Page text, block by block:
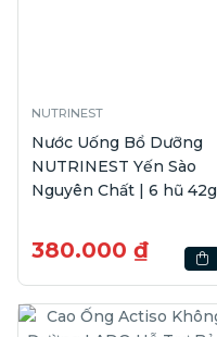
NUTRINEST
Nước Uống Bổ Dưỡng
NUTRINEST Yến Sào
Nguyên Chất | 6 hũ 42g
380.000 ₫